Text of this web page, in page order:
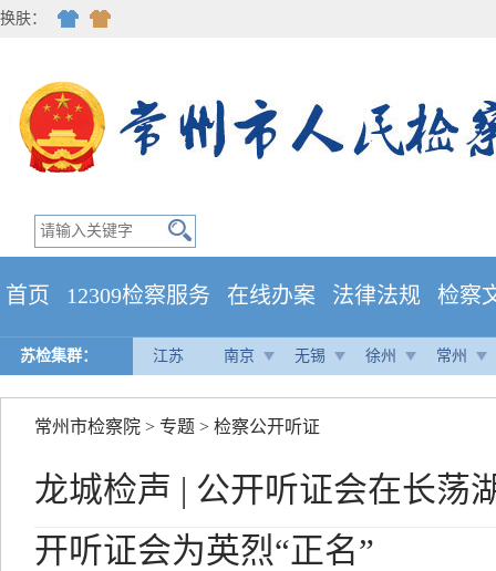
换肤：
首页 12309检察服务 在线办案 法律法规 检察
苏检集群： 江苏 南京 无锡 徐州 常州
常州市检察院 > 专题 > 检察公开听证
龙城检声 | 公开听证会在长荡
开听证会为英烈“正名”